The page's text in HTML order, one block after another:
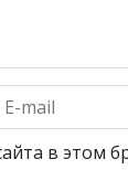
в этом